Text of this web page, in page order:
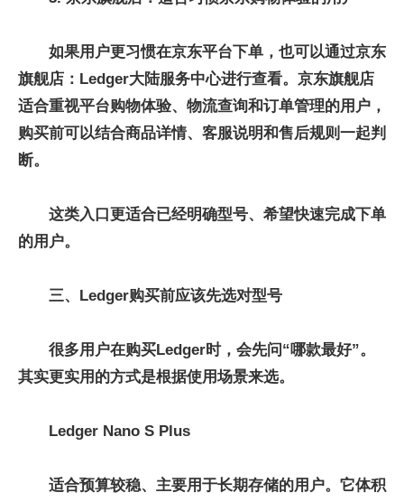
如果用户更习惯在京东平台下单，也可以通过京东
旗舰店：Ledger大陆服务中心进行查看。京东旗舰店
适合重视平台购物体验、物流查询和订单管理的用户，
购买前可以结合商品详情、客服说明和售后规则一起判
断。
这类入口更适合已经明确型号、希望快速完成下单
的用户。
三、Ledger购买前应该先选对型号
很多用户在购买Ledger时，会先问“哪款最好”。
其实更实用的方式是根据使用场景来选。
Ledger Nano S Plus
适合预算较稳、主要用于长期存储的用户。它体积